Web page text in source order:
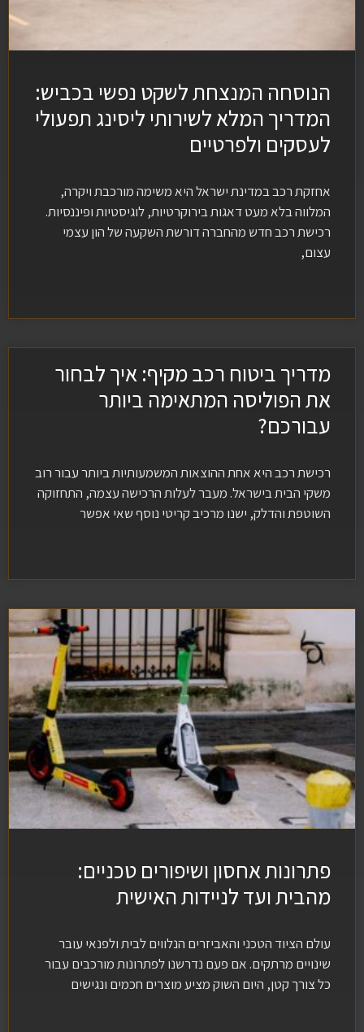
הנוסחה המנצחת לשקט נפשי בכביש:
המדריך המלא לשירותי ליסינג תפעולי
לעסקים ולפרטיים
אחזקת רכב במדינת ישראל היא משימה מורכבת ויקרה,
המלווה בלא מעט דאגות בירוקרטיות, לוגיסטיות ופיננסיות.
רכישת רכב חדש מהחברה דורשת השקעה של הון עצמי
עצום,
מדריך ביטוח רכב מקיף: איך לבחור
את הפוליסה המתאימה ביותר
עבורכם?
רכישת רכב היא אחת ההוצאות המשמעותיות ביותר עבור רוב
משקי הבית בישראל. מעבר לעלות הרכישה עצמה, התחזוקה
השוטפת והדלק, ישנו מרכיב קריטי נוסף שאי אפשר
פתרונות אחסון ושיפורים טכניים:
מהבית ועד לניידות האישית
עולם הציוד הטכני והאביזרים הנלווים לבית ולפנאי עובר
שינויים מרתקים. אם פעם נדרשנו לפתרונות מורכבים עבור
כל צורך קטן, היום השוק מציע מוצרים חכמים ונגישים